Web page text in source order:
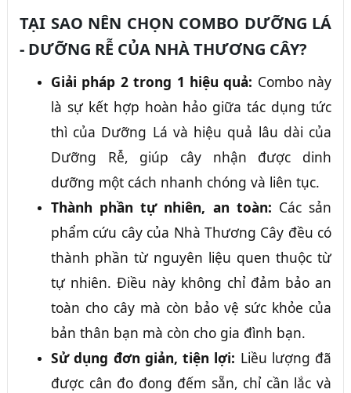
TẠI SAO NÊN CHỌN COMBO DƯỠNG LÁ
- DƯỠNG RỄ CỦA NHÀ THƯƠNG CÂY?
Giải pháp 2 trong 1 hiệu quả: Combo này
là sự kết hợp hoàn hảo giữa tác dụng tức
thì của Dưỡng Lá và hiệu quả lâu dài của
Dưỡng Rễ, giúp cây nhận được dinh
dưỡng một cách nhanh chóng và liên tục.
Thành phần tự nhiên, an toàn: Các sản
phẩm cứu cây của Nhà Thương Cây đều có
thành phần từ nguyên liệu quen thuộc từ
tự nhiên. Điều này không chỉ đảm bảo an
toàn cho cây mà còn bảo vệ sức khỏe của
bản thân bạn mà còn cho gia đình bạn.
Sử dụng đơn giản, tiện lợi: Liều lượng đã
được cân đo đong đếm sẵn, chỉ cần lắc và